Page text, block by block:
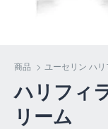
商品 ユーセリン ハ
ハリフィ
リーム